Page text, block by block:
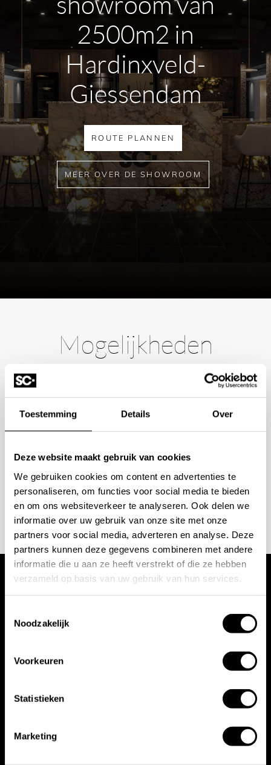
Toestemming Details Over
Deze website maakt gebruik van cookies
We gebruiken cookies om content en advertenties te
personaliseren, om functies voor social media te bieden
en om ons websiteverkeer te analyseren. Ook delen we
informatie over uw gebruik van onze site met onze
partners voor social media, adverteren en analyse. Deze
partners kunnen deze gegevens combineren met andere
informatie die u aan ze heeft verstrekt of die ze hebben
verzameld op basis van uw gebruik van hun services.
Noodzakelijk
Voorkeuren
Statistieken
Marketing
Voor meer informatie over de producten of
levertijden neem gerust
contact
2500m2 in
Hardinxveld-
Giessendam
ROUTE PLANNEN
MEER OVER DE SHOWROOM
Mogelijkheden
Wilt u ook iedere dag genieten van een luxe badkamer?
Neem contact met ons op voor een intake gesprek.
projects@stonecompany.nl
AFSPRAAK MAKEN
Wij werken met
toonaangevende